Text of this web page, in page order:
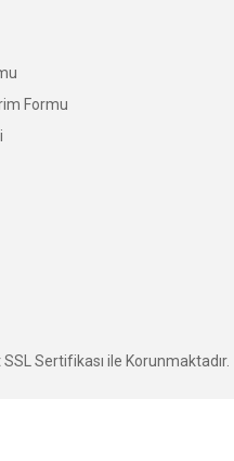
Formu
Sertifikası ile Korunmaktadır.